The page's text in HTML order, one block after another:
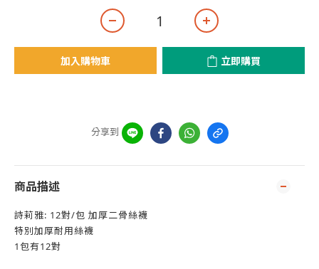
加入購物車 立即購買
分享到
商品描述
詩莉雅: 12對/包 加厚二骨絲襪
特別加厚耐用絲襪
1包有12對